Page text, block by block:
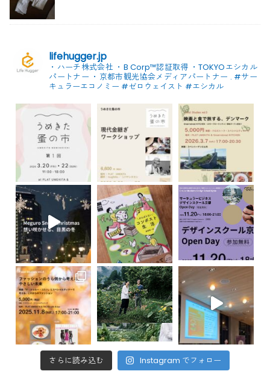
lifehugger.jp
・ハーチ株式会社 ・B Corp™認証取得 ・TOKYOエシカル
パートナー ・京都市観光協会メディアパートナー . #サー
キュラーエコノミー #ゼロウェイスト #エシカル
さらに読み込む Instagram でフォロー